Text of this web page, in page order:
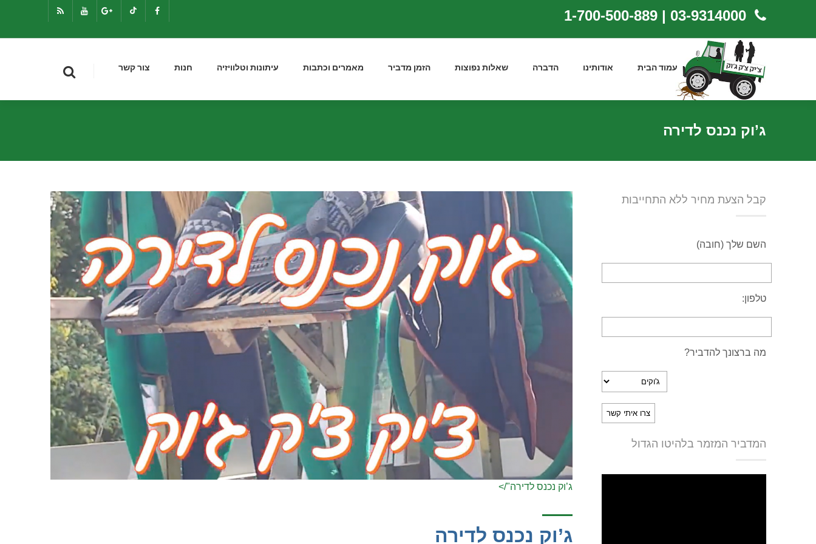
עמוד הבית אודותינו הדברה שאלות נפוצות הזמן מדביר מאמרים וכתבות עיתונות וטלוויזיה חנות צור קשר
ג’וק נכנס לדירה
ג’וק נכנס לדירה"/>
ג’וק נכנס לדירה
קבל הצעת מחיר ללא התחייבות
השם שלך (חובה)
טלפון:
מה ברצונך להדביר?
המדביר המזמר בלהיטו הגדול